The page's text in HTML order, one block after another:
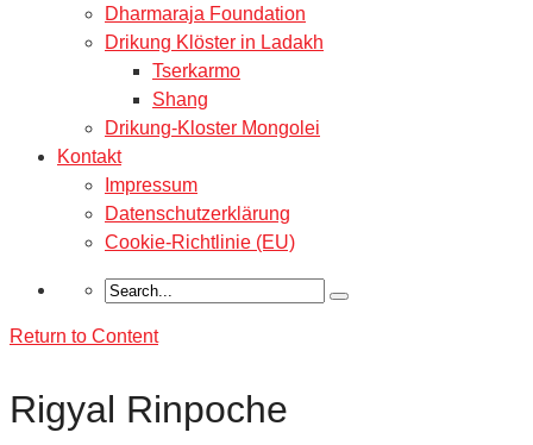
Dharmaraja Foundation
Drikung Klöster in Ladakh
Tserkarmo
Shang
Drikung-Kloster Mongolei
Kontakt
Impressum
Datenschutzerklärung
Cookie-Richtlinie (EU)
Return to Content
Rigyal Rinpoche